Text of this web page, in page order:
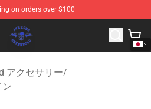
on orders over $100
- Official Avenged Sevenfold
アクセサリー/
ン